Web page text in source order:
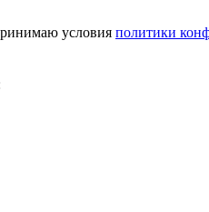
условия политики